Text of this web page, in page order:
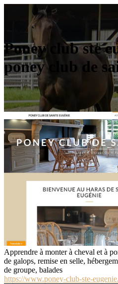
Poney club ste
poney club de
Apprendre à monter à cheval et à
de galops, remise en selle,
de groupe, balades
https://www.poney-club-ste-